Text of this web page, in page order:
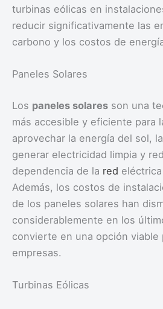
turbinas eólicas en
reducir significativamente las
carbono y los costos de
Paneles Solares
Los paneles solares son una
más accesible y eficiente para
aprovechar la energía del sol,
generar electricidad limpia y
dependencia de la red
Además, los costos de
de los paneles solares han
considerablemente en los
convierte en una opción viable
empresas.
Turbinas Eólicas